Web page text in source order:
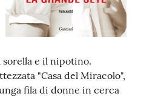
sorella e il nipotino.
"Casa del Miracolo",
fila di donne in cerca